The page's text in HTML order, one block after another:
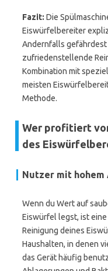
Fazit: Die
Eiswürfelbereiter
Andernfalls gefährdest
zufriedenstellende
Kombination mit
meisten
Methode.
Wer profitiert
des
Nutzer mit hohem
Wenn du Wert auf
Eiswürfel legst, ist
Reinigung deines
Haushalten, in denen
das Gerät häufig